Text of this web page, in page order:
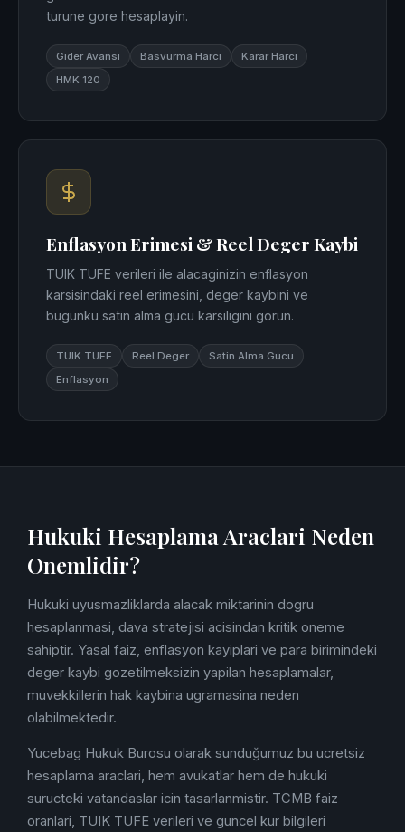
turune gore hesaplayin.
Gider Avansi Basvurma Harci
Karar Harci
HMK 120
Enflasyon Erimesi & Reel Deger Kaybi
TUIK TUFE verileri ile alacaginizin enflasyon
karsisindaki reel erimesini, deger kaybini ve
bugunku satin alma gucu karsiligini gorun.
TUIK TUFE Reel Deger
Satin Alma Gucu
Enflasyon
Hukuki Hesaplama Araclari Neden
Onemlidir?
Hukuki uyusmazliklarda alacak miktarinin dogru
hesaplanmasi, dava stratejisi acisindan kritik oneme
sahiptir. Yasal faiz, enflasyon kayiplari ve para birimindeki
deger kaybi gozetilmeksizin yapilan hesaplamalar,
muvekkillerin hak kaybina ugramasina neden
olabilmektedir.
Yucebag Hukuk Burosu olarak sunduğumuz bu ucretsiz
hesaplama araclari, hem avukatlar hem de hukuki
suructeki vatandaslar icin tasarlanmistir. TCMB faiz
oranlari, TUIK TUFE verileri ve guncel kur bilgileri